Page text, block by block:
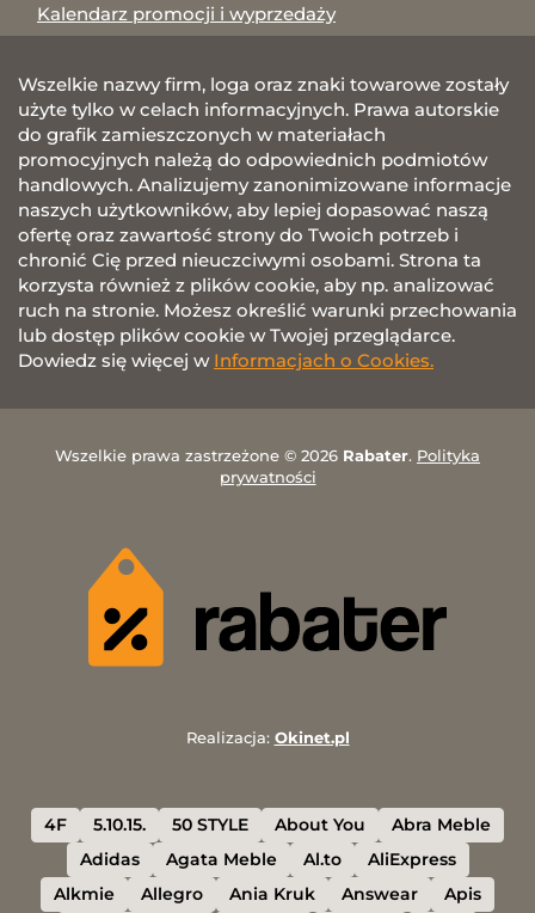
Kalendarz promocji i wyprzedaży
Wszelkie nazwy firm, loga oraz znaki towarowe zostały
użyte tylko w celach informacyjnych. Prawa autorskie
do grafik zamieszczonych w materiałach
promocyjnych należą do odpowiednich podmiotów
handlowych. Analizujemy zanonimizowane informacje
naszych użytkowników, aby lepiej dopasować naszą
ofertę oraz zawartość strony do Twoich potrzeb i
chronić Cię przed nieuczciwymi osobami. Strona ta
korzysta również z plików cookie, aby np. analizować
ruch na stronie. Możesz określić warunki przechowania
lub dostęp plików cookie w Twojej przeglądarce.
Dowiedz się więcej w Informacjach o Cookies.
Wszelkie prawa zastrzeżone © 2026 Rabater. Polityka
prywatności
Realizacja: Okinet.pl
4F 5.10.15. 50 STYLE About You
Abra Meble
Adidas
Agata Meble Al.to
AliExpress
Alkmie
Allegro Ania Kruk Answear Apis